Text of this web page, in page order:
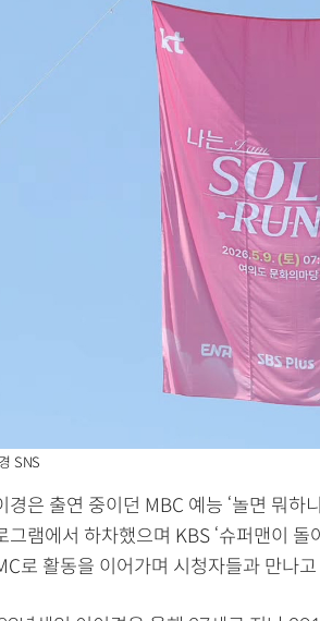
SNS
경은 출연 중이던 MBC 예능 ‘놀면 뭐하
그램에서 하차했으며 KBS ‘슈퍼맨이 돌
로 활동을 이어가며 시청자들과 만나고